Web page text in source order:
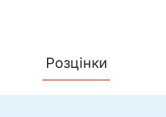
Розцінки